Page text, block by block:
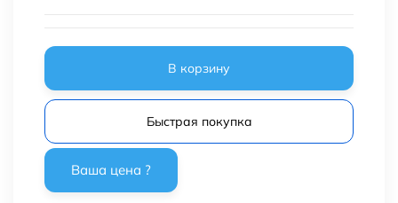
В корзину
Быстрая покупка